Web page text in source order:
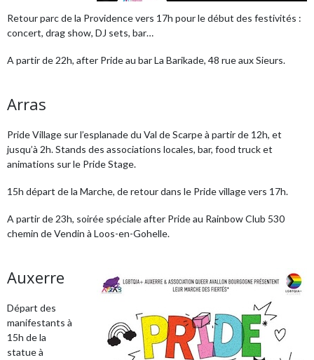
Retour parc de la Providence vers 17h pour le début des festivités :
concert, drag show, DJ sets, bar…
A partir de 22h, after Pride au bar La Barikade, 48 rue aux Sieurs.
Arras
Pride Village sur l’esplanade du Val de Scarpe à partir de 12h, et
jusqu’à 2h. Stands des associations locales, bar, food truck et
animations sur le Pride Stage.
15h départ de la Marche, de retour dans le Pride village vers 17h.
A partir de 23h, soirée spéciale after Pride au Rainbow Club 530
chemin de Vendin à Loos-en-Gohelle.
Auxerre
Départ des
manifestants à
15h de la
statue à